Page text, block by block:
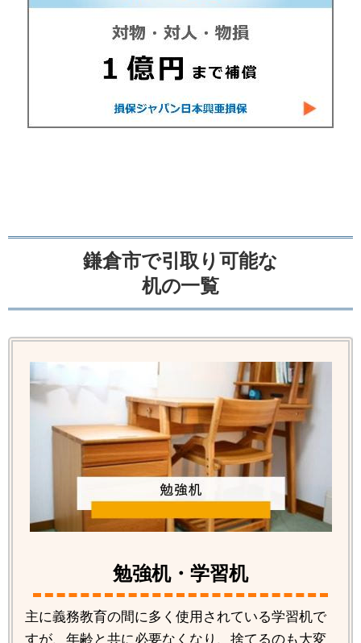
鎌倉市で引取り可能な
机の一覧
勉強机・学習机
主に義務教育の間に多く使用されている学習机で
すが、年齢と共に必要なくなり、捨てるのも大変